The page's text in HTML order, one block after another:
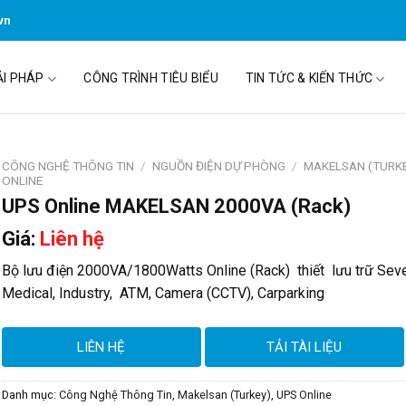
PHÁP CÔNG TRÌNH TIÊU BIỂU TIN TỨC & KIẾN THỨC
CÔNG NGHỆ THÔNG TIN / NGUỒN ĐIỆN DỰ PHÒNG / MAKELSAN
ONLINE
UPS Online MAKELSAN 2000VA (Rack)
Giá: Liên hệ
Bộ lưu điện 2000VA/1800Watts Online (Rack) thiết lưu trữ
Medical, Industry, ATM, Camera (CCTV), Carparking
LIÊN HỆ TẢI TÀI LIỆU
Danh mục: Công Nghệ Thông Tin Makelsan (Turkey) UPS Online